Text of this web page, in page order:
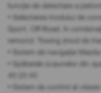
funcție de detectare a
• Selectarea modului de
Sport, Off-Road, în
remorcii: Towing (mod de
• Sistem de navigație Mazda
• Spătarele scaunelor din
• Sistem de control al